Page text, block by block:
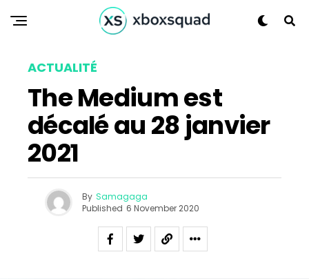
ACTUALITÉ
The Medium est
décalé au 28 janvier
2021
By Samagaga
Published 6 November 2020
Flipboard
Whatsapp